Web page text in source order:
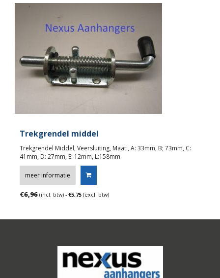
Trekgrendel middel
Trekgrendel Middel, Veersluiting, Maat:, A: 33mm, B; 73mm, C:
41mm, D: 27mm, E: 12mm, L:158mm
meer informatie
€6,96 (incl. btw) - €5,75 (excl. btw)